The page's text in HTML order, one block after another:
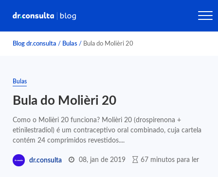
Blog dr.consulta / Bulas / Bula do Molièri 20
Bulas
Bula do Molièri 20
Como o Molièri 20 funciona? Molièri 20 (drospirenona +
etinilestradiol) é um contraceptivo oral combinado, cuja cartela
contém 24 comprimidos revestidos....
dr.consulta 08, jan de 2019 67 minutos para ler